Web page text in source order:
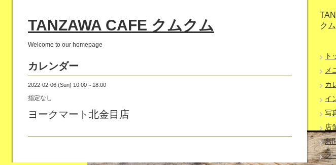
TANZAWA CAFE クムクム
Welcome to our homepage
カレンダー
2022-02-06 (Sun) 10:00～18:00
指定なし
ヨークマート北金目店
クム
ト
メ
カ
イ
写
店
お
ク